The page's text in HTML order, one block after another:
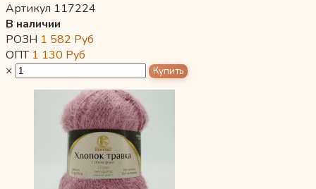
Артикул 117224
В наличии
РОЗН 1 582 Руб
ОПТ 1 130 Руб
×